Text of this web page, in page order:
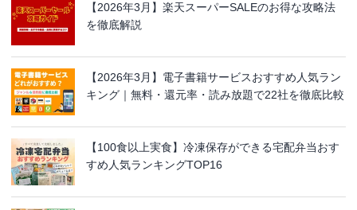
【2026年3月】楽天スーパーSALEのお得な攻略法
を徹底解説
【2026年3月】電子書籍サービスおすすめ人気ラン
キング｜無料・還元率・読み放題で22社を徹底比較
【100食以上実食】冷凍保存ができる宅配弁当おす
すめ人気ランキングTOP16